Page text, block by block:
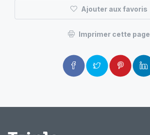
Ajouter aux favoris
Imprimer cette page